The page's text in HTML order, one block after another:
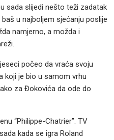
sada slijedi nešto teži zadatak
u najboljem sjećanju poslije
namjerno, a možda i
počeo da vraća svoju
koji je bio u samom vrhu
za Đokovića da ode do
“Philippe-Chatrier”. TV
kada se igra Roland